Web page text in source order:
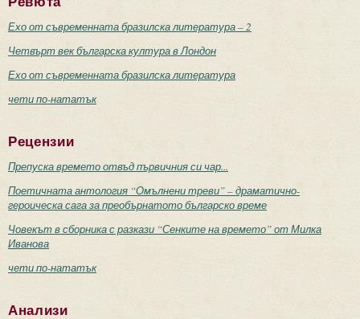
Ехо от съвременната бразилска литература – 2
Четвърт век българска култура в Лондон
Ехо от съвременната бразилска литература
чети по-нататък
Рецензии
Препуска времето отвъд първичния си чар...
Поетичната антология “Омълнени треви” – драматично-
героическа сага за преобърнатото българско време
Човекът в сборника с разкази “Сенките на времето” от Милка
Иванова
чети по-нататък
Анализи